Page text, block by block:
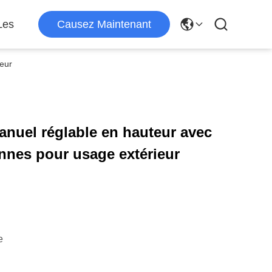
Causez Maintenant
réglable en hauteur avec
pour usage extérieur